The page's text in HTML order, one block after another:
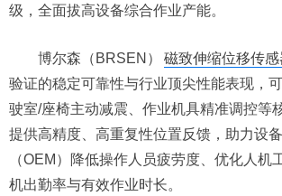
级，全面拔高设备综合作业产能。
博尔森（BRSEN） 磁致伸缩位移传感
验证的稳定可靠性与行业顶尖性能表现，
驶室/座椅主动减震、作业机具精准调控等
提供高精度、高重复性位置反馈，助力设
（OEM）降低操作人员疲劳度、优化人机
机出勤率与有效作业时长。